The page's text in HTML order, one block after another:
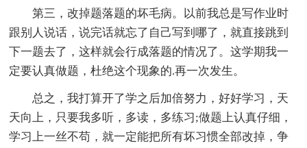
第三，改掉题落题的坏毛病。以前我总是写作业时
跟别人说话，说完话就忘了自己写到哪了，就直接跳到
下一题去了，这样就会行成落题的情况了。这学期我一
定要认真做题，杜绝这个现象的.再一次发生。
总之，我打算开了学之后加倍努力，好好学习，天
天向上，只要我多听，多读，多练习;做题上认真仔细，
学习上一丝不苟，就一定能把所有坏习惯全部改掉，争